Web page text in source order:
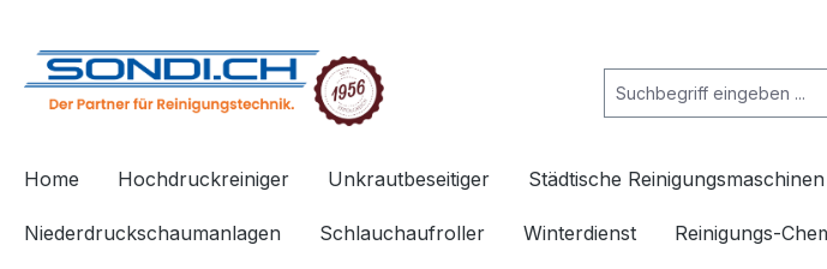
Home Hochdruckreiniger Unkrautbeseitiger Städtische Reinigungsmaschinen
Niederdruckschaumanlagen Schlauchaufroller Winterdienst Reinigungs-